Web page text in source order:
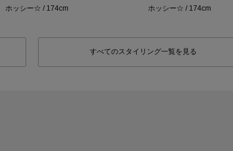
ホッシー☆ / 174cm
ホッシー☆ / 174cm
すべてのスタイリング一覧を見る